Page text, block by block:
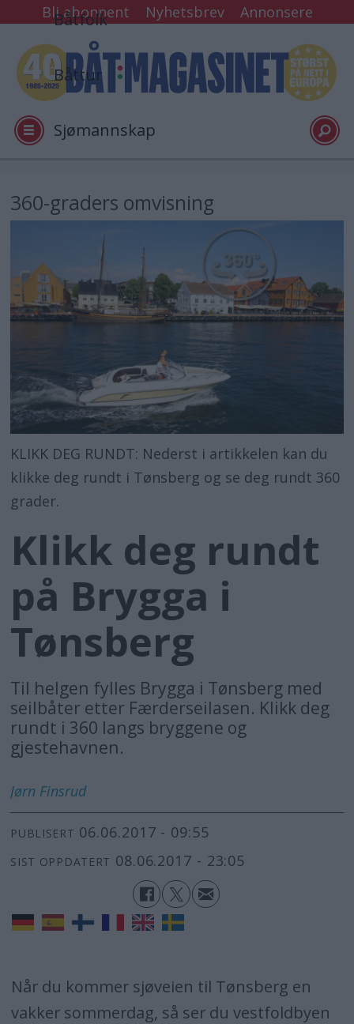
Bli abonnent Nyhetsbrev Annonsere
Båtfolk
Båttur
Sjømannskap
Video
Logg inn
360-graders omvisning
KLIKK DEG RUNDT: Nederst i artikkelen kan du
klikke deg rundt i Tønsberg og se deg rundt 360
grader.
Klikk deg rundt
på Brygga i
Tønsberg
Til helgen fylles Brygga i Tønsberg med
seilbåter etter Færderseilasen. Klikk deg
rundt i 360 langs bryggene og
gjestehavnen.
Jørn Finsrud
PUBLISERT 06.06.2017 - 09:55
SIST OPPDATERT 08.06.2017 - 23:05
Når du kommer sjøveien til Tønsberg en
vakker sommerdag, så ser du vestfoldbyen